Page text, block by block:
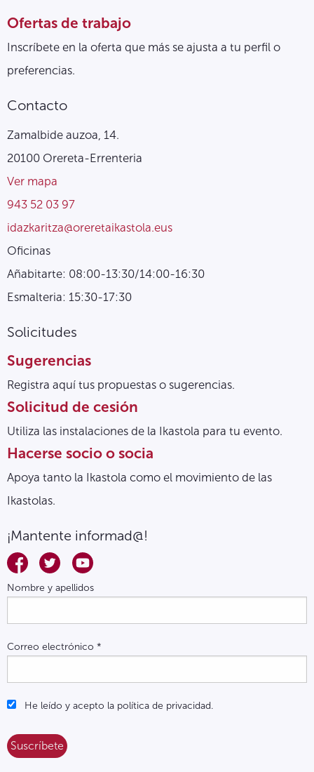
Ofertas de trabajo
Inscríbete en la oferta que más se ajusta a tu perfil o
preferencias.
Contacto
Zamalbide auzoa, 14.
20100 Orereta-Errenteria
Ver mapa
943 52 03 97
idazkaritza@oreretaikastola.eus
Oficinas
Añabitarte: 08:00-13:30/14:00-16:30
Esmalteria: 15:30-17:30
Solicitudes
Sugerencias
Registra aquí tus propuestas o sugerencias.
Solicitud de cesión
Utiliza las instalaciones de la Ikastola para tu evento.
Hacerse socio o socia
Apoya tanto la Ikastola como el movimiento de las
Ikastolas.
¡Mantente informad@!
Nombre y apellidos
Correo electrónico *
He leído y acepto la política de privacidad.